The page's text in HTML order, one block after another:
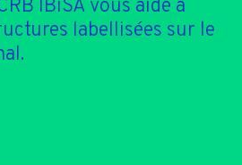
IBiSA vous aide à
labellisées sur le